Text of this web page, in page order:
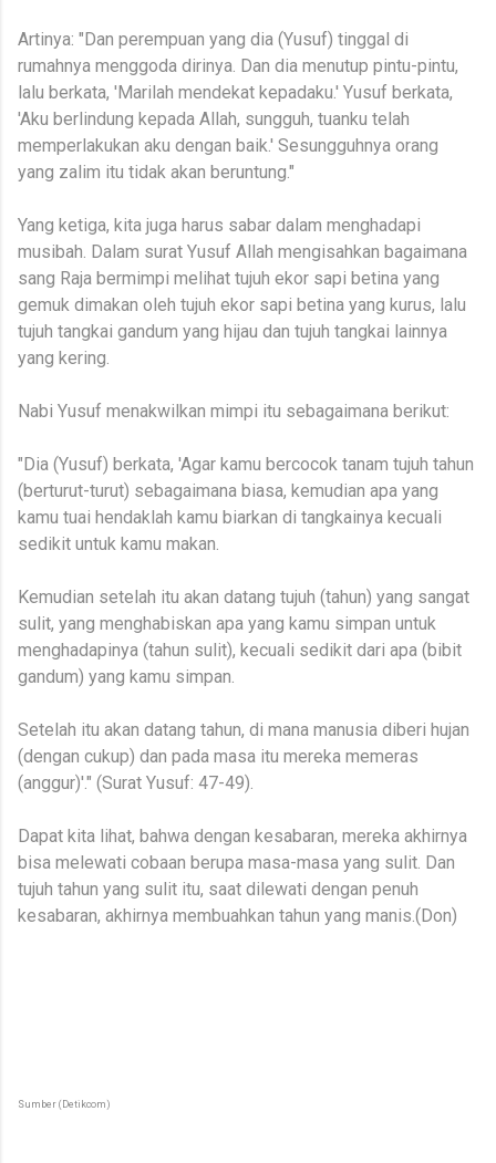
Artinya: "Dan perempuan yang dia (Yusuf) tinggal di
rumahnya menggoda dirinya. Dan dia menutup pintu-pintu,
lalu berkata, 'Marilah mendekat kepadaku.' Yusuf berkata,
'Aku berlindung kepada Allah, sungguh, tuanku telah
memperlakukan aku dengan baik.' Sesungguhnya orang
yang zalim itu tidak akan beruntung."
Yang ketiga, kita juga harus sabar dalam menghadapi
musibah. Dalam surat Yusuf Allah mengisahkan bagaimana
sang Raja bermimpi melihat tujuh ekor sapi betina yang
gemuk dimakan oleh tujuh ekor sapi betina yang kurus, lalu
tujuh tangkai gandum yang hijau dan tujuh tangkai lainnya
yang kering.
Nabi Yusuf menakwilkan mimpi itu sebagaimana berikut:
"Dia (Yusuf) berkata, 'Agar kamu bercocok tanam tujuh tahun
(berturut-turut) sebagaimana biasa, kemudian apa yang
kamu tuai hendaklah kamu biarkan di tangkainya kecuali
sedikit untuk kamu makan.
Kemudian setelah itu akan datang tujuh (tahun) yang sangat
sulit, yang menghabiskan apa yang kamu simpan untuk
menghadapinya (tahun sulit), kecuali sedikit dari apa (bibit
gandum) yang kamu simpan.
Setelah itu akan datang tahun, di mana manusia diberi hujan
(dengan cukup) dan pada masa itu mereka memeras
(anggur)'." (Surat Yusuf: 47-49).
Dapat kita lihat, bahwa dengan kesabaran, mereka akhirnya
bisa melewati cobaan berupa masa-masa yang sulit. Dan
tujuh tahun yang sulit itu, saat dilewati dengan penuh
kesabaran, akhirnya membuahkan tahun yang manis.(Don)
Sumber (Detikcom)